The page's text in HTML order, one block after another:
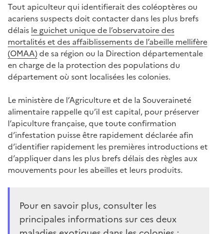
Tout apiculteur qui identifierait des coléoptères ou
acariens suspects doit contacter dans les plus brefs
délais le guichet unique de l’observatoire des
mortalités et des affaiblissements de l’abeille mellifère
(OMAA)de sa région ou la Direction départementale
en charge de la protection des populations du
département où sont localisées les colonies.
Le ministère de l’Agriculture et de la Souveraineté
alimentaire rappelle qu’il est capital, pour préserver
l’apiculture française, que toute confirmation
d’infestation puisse être rapidement déclarée afin
d’identifier rapidement les premières introductions et
d’appliquer dans les plus brefs délais des règles aux
mouvements pour les abeilles et leurs produits.
Pour en savoir plus, consulter les
principales informations sur ces deux